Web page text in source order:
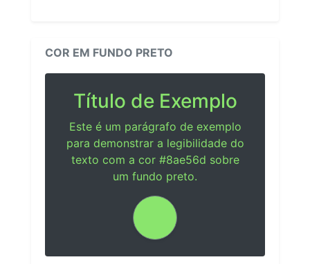
COR EM FUNDO PRETO
Título de Exemplo
Este é um parágrafo de exemplo
para demonstrar a legibilidade do
texto com a cor #8ae56d sobre
um fundo preto.